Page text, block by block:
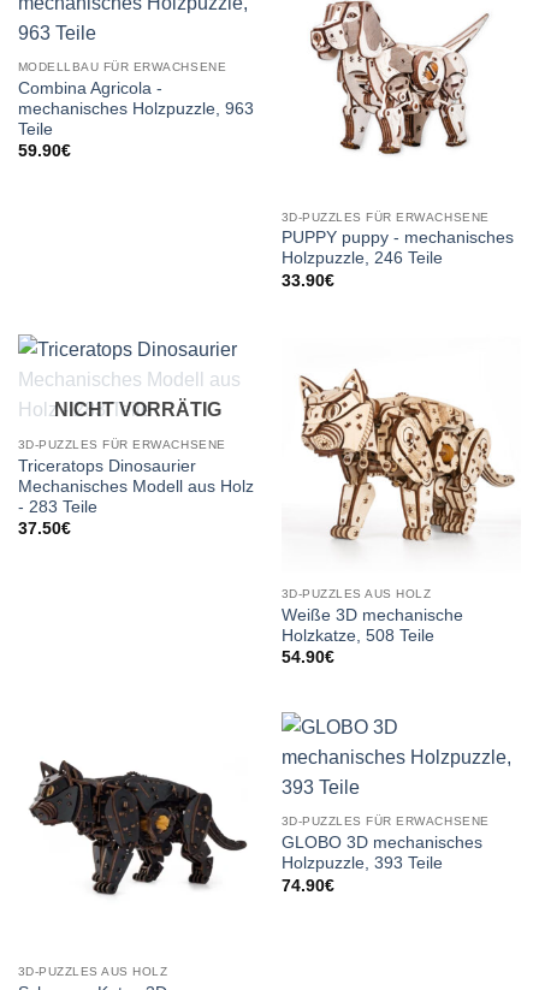
MODELLBAU FÜR ERWACHSENE
Combina Agricola -
mechanisches Holzpuzzle, 963
Teile
59.90€
3D-PUZZLES FÜR ERWACHSENE
PUPPY puppy - mechanisches
Holzpuzzle, 246 Teile
33.90€
NICHT VORRÄTIG
3D-PUZZLES FÜR ERWACHSENE
Triceratops Dinosaurier
Mechanisches Modell aus Holz
- 283 Teile
37.50€
3D-PUZZLES AUS HOLZ
Weiße 3D mechanische
Holzkatze, 508 Teile
54.90€
3D-PUZZLES AUS HOLZ
3D-PUZZLES FÜR ERWACHSENE
GLOBO 3D mechanisches
Holzpuzzle, 393 Teile
74.90€